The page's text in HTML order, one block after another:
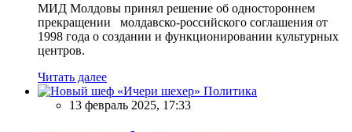
МИД Молдовы принял решение об одностороннем
прекращении молдавско-российского соглашения от
1998 года о создании и функционировании культурных
центров.
Читать далее
Политика
13 февраль 2025, 17:33